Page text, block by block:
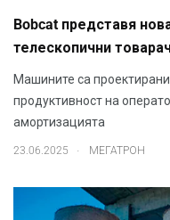
Bobcat представя
телескопични
Машините са
продуктивност на
амортизацията
23.06.2025 . МЕГАТРОН